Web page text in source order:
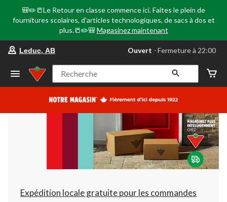
🎒✏️📒Le Retour en classe commence ici. Faites le plein de
fournitures scolaires, d'articles technologiques, de sacs à dos et
plus.📒✏️🎒 Magasinez maintenant
votre
préféré
Leduc,
AB,
courament
Fermeture
à
22:00
cliquer
pour
changer
Leduc, AB Ouvert ⋅ Fermeture à 22:00
Recherche
Expédition locale gratuite pour les commandes